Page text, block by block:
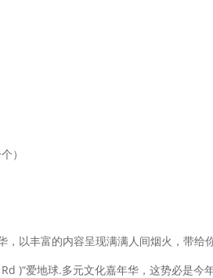
）
以丰富的内容呈现满满人间烟火，带给
)“爱地球.多元文化嘉年华，这势必是今